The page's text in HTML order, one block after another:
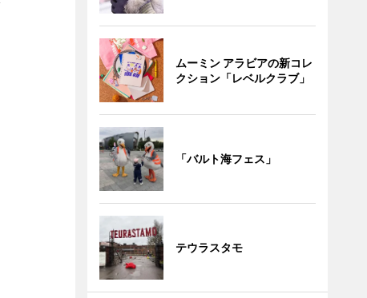
ムーミン アラビアの新コレ
クション「レベルクラブ」
「バルト海フェス」
テウラスタモ